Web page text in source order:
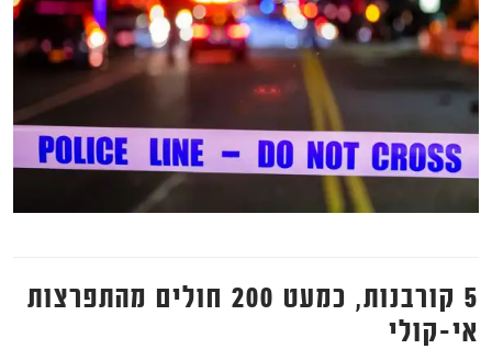
5 קורבנות, כמעט 200 חולים מהתפרצות
אי-קולי